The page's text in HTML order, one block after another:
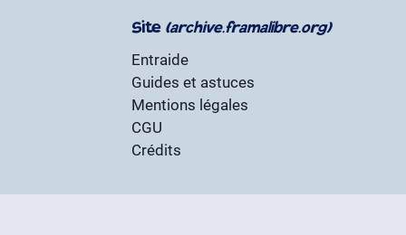
Site (archive.framalibre.org)
Entraide
Guides et astuces
Mentions légales
CGU
Crédits